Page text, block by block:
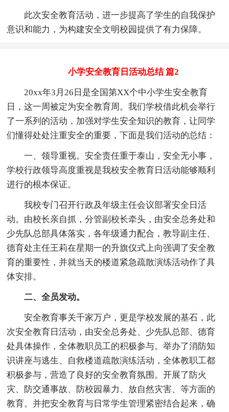
此次安全教育活动，进一步提高了学生的自我保护
意识和能力，为构建安全文明校园提供了有力保障。
小学安全教育日活动总结 篇2
20xx年3月26日是全国第XX个中小学生安全教育
日，这一周被定为安全教育周。我们学校借此机会举行
了一系列的活动，加强对学生安全知识的教育，让同学
们懂得处处注重安全的重要，下面是我们活动的总结：
一、领导重视。安全责任重于泰山，安全无小事，
学校行政领导高度重视是我校安全教育日活动能够顺利
进行的根本保证。
我校专门召开行政及年级主任会议部署安全日活
动。由校长亲自抓，分管副校长牵头，由安全总务处和
少先队总部具体落实，各年级通力配合，教导副主任、
德育处主任王莉在星期一的升旗仪式上向强调了安全教
育的重要性，并就当天的楼道紧急疏散演练活动作了具
体安排。
二、全员发动。
安全教育事关千家万户，更是学校发展的基石，此
次安全教育日活动，由安全总务处、少先队总部、德育
处具体操作，全体教职员工的积极参与。举办了消防知
识讲座与逃生、自救楼道疏散演练活动，全体教职工都
积极参与，营造了良好的安全教育氛围。开展了防火
灾、防交通事故、防校园暴力、放自然灾害、等方面的
教育。并把安全教育与日常学生管理紧密结合起来，确